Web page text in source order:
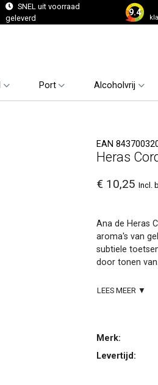
SNEL uit voorraad
geleverd
9.4
Port Alcoholvrij
EAN
Heras
€ 10,25 Incl.
Ana de Heras
aroma's van
subtiele
door tonen
LEES MEER ▼
Merk:
Levertijd: